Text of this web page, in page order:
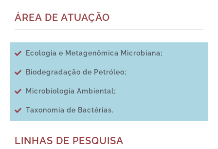
ÁREA DE ATUAÇÃO
Ecologia e Metagenômica Microbiana;
Biodegradação de Petróleo;
Microbiologia Ambiental;
Taxonomia de Bactérias.
LINHAS DE PESQUISA